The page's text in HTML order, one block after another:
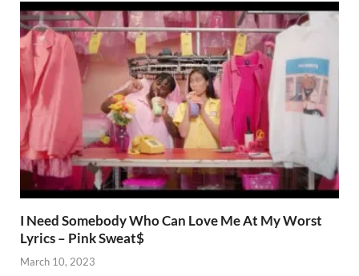
I Need Somebody Who Can Love Me At My Worst
Lyrics – Pink Sweat$
March 10, 2023